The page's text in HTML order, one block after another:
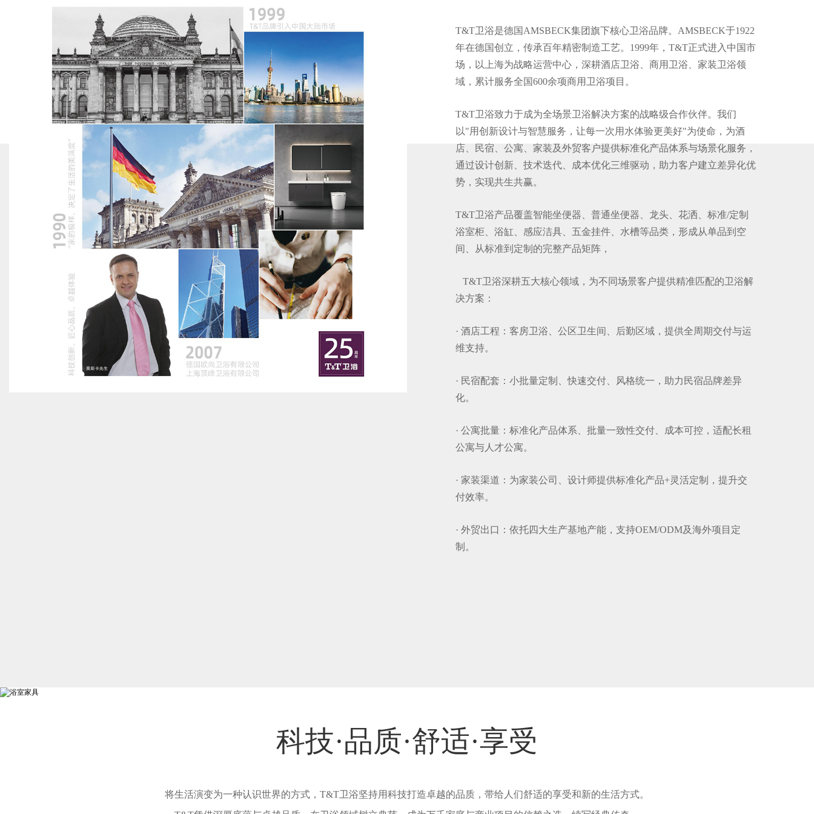
T&T卫浴是德国AMSBECK集团旗下核心卫浴品牌。AMSBECK于1922
年在德国创立，传承百年精密制造工艺。1999年，T&T正式进入中国市
场，以上海为战略运营中心，深耕酒店卫浴、商用卫浴、家装卫浴领
域，累计服务全国600余项商用卫浴项目。
T&T卫浴致力于成为全场景卫浴解决方案的战略级合作伙伴。我们
以"用创新设计与智慧服务，让每一次用水体验更美好"为使命，为酒
店、民宿、公寓、家装及外贸客户提供标准化产品体系与场景化服务，
通过设计创新、技术迭代、成本优化三维驱动，助力客户建立差异化优
势，实现共生共赢。
T&T卫浴产品覆盖智能坐便器、普通坐便器、龙头、花洒、标准/定制
浴室柜、浴缸、感应洁具、五金挂件、水槽等品类，形成从单品到空
间、从标准到定制的完整产品矩阵，
T&T卫浴深耕五大核心领域，为不同场景客户提供精准匹配的卫浴解
决方案：
· 酒店工程：客房卫浴、公区卫生间、后勤区域，提供全周期交付与运
维支持。
· 民宿配套：小批量定制、快速交付、风格统一，助力民宿品牌差异
化。
· 公寓批量：标准化产品体系、批量一致性交付、成本可控，适配长租
公寓与人才公寓。
· 家装渠道：为家装公司、设计师提供标准化产品+灵活定制，提升交
付效率。
· 外贸出口：依托四大生产基地产能，支持OEM/ODM及海外项目定
制。
科技·品质·舒适·享受
将生活演变为一种认识世界的方式，T&T卫浴坚持用科技打造卓越的品质，带给人们舒适的享受和新的生活方式。